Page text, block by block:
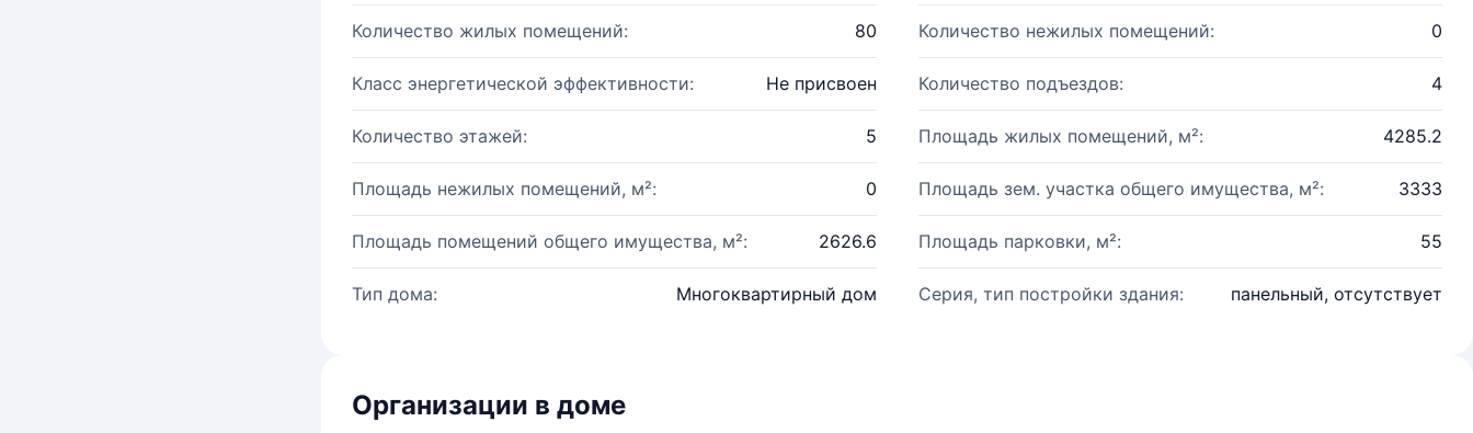
Количество жилых помещений: 80 Количество нежилых помещений: 0
Класс энергетической эффективности: Не присвоен Количество подъездов: 4
Количество этажей: 5 Площадь жилых помещений, м²: 4285.2
Площадь нежилых помещений, м²: 0 Площадь зем. участка общего имущества, м²: 3333
Площадь помещений общего имущества, м²: 2626.6 Площадь парковки, м²: 55
Тип дома: Многоквартирный дом Серия, тип постройки здания: панельный, отсутствует
Организации в доме